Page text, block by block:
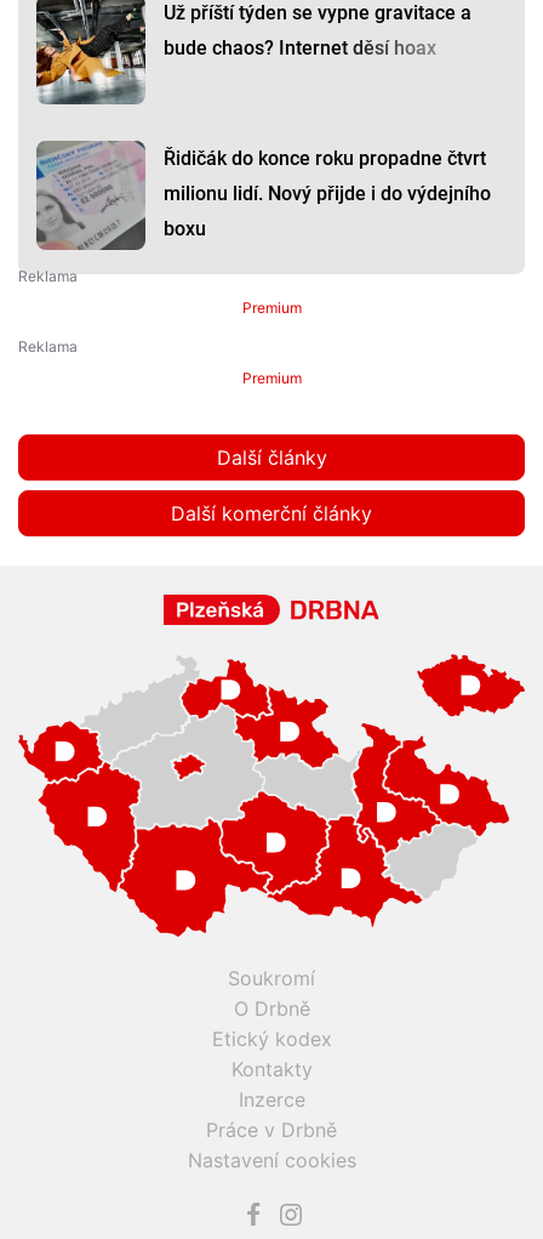
Už příští týden se vypne gravitace a
bude chaos? Internet děsí hoax
Řidičák do konce roku propadne čtvrt
milionu lidí. Nový přijde i do výdejního
boxu
Premium
Premium
Další články
Další komerční články
Soukromí
O Drbně
Etický kodex
Kontakty
Inzerce
Práce v Drbně
Nastavení cookies